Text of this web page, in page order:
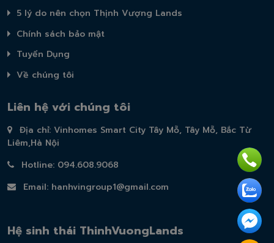
5 lý do nên chọn Thịnh Vượng Lands
Chính sách bảo mật
Tuyển Dụng
Về chúng tôi
Liên hệ với chúng tôi
Địa chỉ: Vinhomes Smart City Tây Mỗ, Tây Mỗ, Bắc Từ
Liêm,Hà Nội
Hotline: 094.608.9068
Email: hanhvingroup1@gmail.com
Hệ sinh thái ThinhVuongLands